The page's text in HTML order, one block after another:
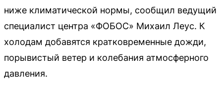
ниже климатической нормы, сообщил ведущий
специалист центра «ФОБОС» Михаил Леус. К
холодам добавятся кратковременные дожди,
порывистый ветер и колебания атмосферного
давления.